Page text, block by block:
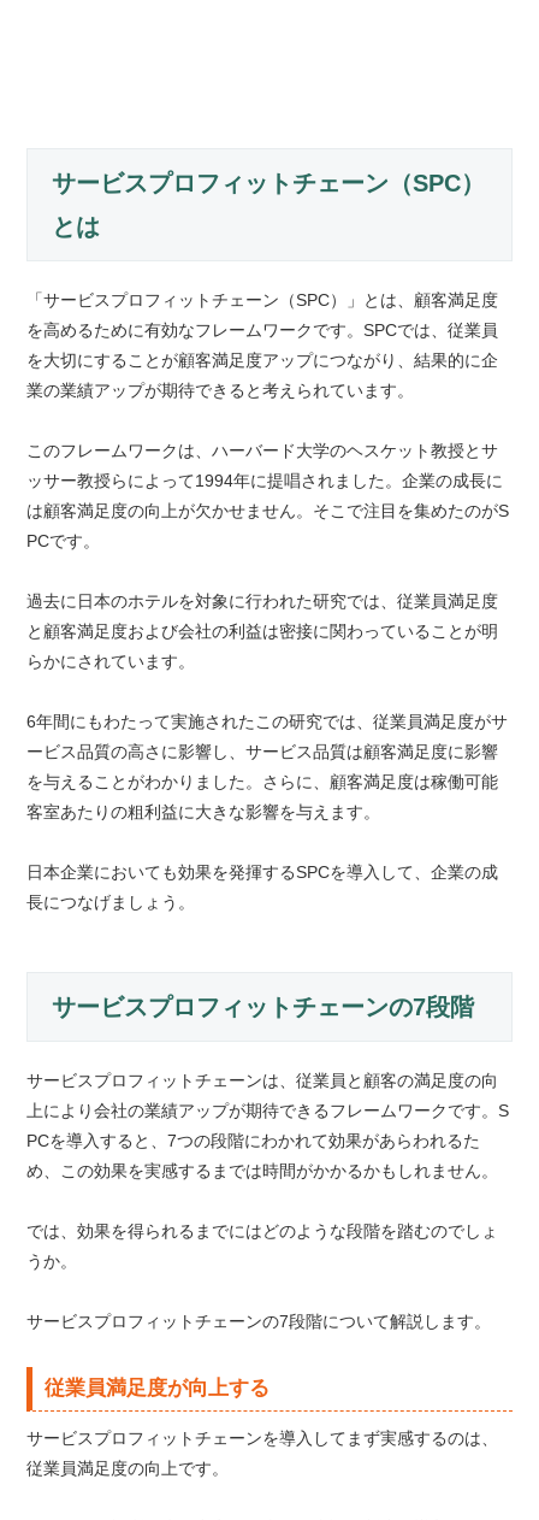
サービスプロフィットチェーン（SPC）
とは
「サービスプロフィットチェーン（SPC）」とは、顧客満足度
を高めるために有効なフレームワークです。SPCでは、従業員
を大切にすることが顧客満足度アップにつながり、結果的に企
業の業績アップが期待できると考えられています。
このフレームワークは、ハーバード大学のヘスケット教授とサ
ッサー教授らによって1994年に提唱されました。企業の成長に
は顧客満足度の向上が欠かせません。そこで注目を集めたのがS
PCです。
過去に日本のホテルを対象に行われた研究では、従業員満足度
と顧客満足度および会社の利益は密接に関わっていることが明
らかにされています。
6年間にもわたって実施されたこの研究では、従業員満足度がサ
ービス品質の高さに影響し、サービス品質は顧客満足度に影響
を与えることがわかりました。さらに、顧客満足度は稼働可能
客室あたりの粗利益に大きな影響を与えます。
日本企業においても効果を発揮するSPCを導入して、企業の成
長につなげましょう。
サービスプロフィットチェーンの7段階
サービスプロフィットチェーンは、従業員と顧客の満足度の向
上により会社の業績アップが期待できるフレームワークです。S
PCを導入すると、7つの段階にわかれて効果があらわれるた
め、この効果を実感するまでは時間がかかるかもしれません。
では、効果を得られるまでにはどのような段階を踏むのでしょ
うか。
サービスプロフィットチェーンの7段階について解説します。
従業員満足度が向上する
サービスプロフィットチェーンを導入してまず実感するのは、
従業員満足度の向上です。